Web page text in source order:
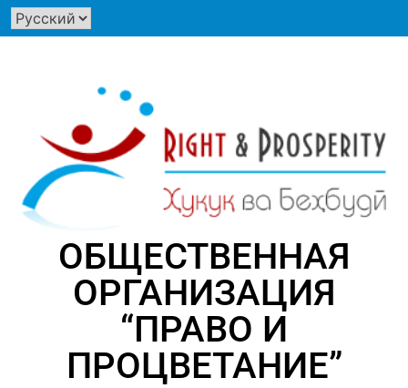
Перейти
ОБЩЕСТВЕННАЯ
ОРГАНИЗАЦИЯ
“ПРАВО И
ПРОЦВЕТАНИЕ”